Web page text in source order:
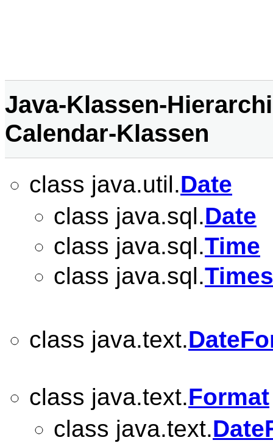
Java-Klassen-
Calendar-Klassen
class java.util.Date
class java.sql.Date
class java.sql.Time
class java.sql.
class java.text.
class java.text.Format
class java.text.